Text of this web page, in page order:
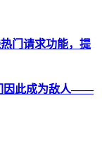
门请求功能，提
因此成为敌人——